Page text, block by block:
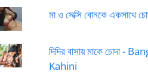
মা ও সেক্সি বোনকে একসাথে
দিদির বাসায় মাকে চোদা -
Kahini